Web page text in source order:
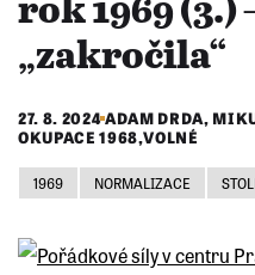
rok 1969 (3.)
„zakročila“
27. 8. 2024 ADAM DRDA,
OKUPACE 1968,VOLNÉ
1969 NORMALIZACE